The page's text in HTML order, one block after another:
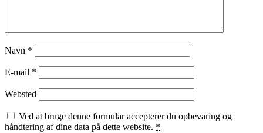
Navn *
E-mail *
Websted
Ved at bruge denne formular accepterer du opbevaring og
håndtering af dine data på dette website. *